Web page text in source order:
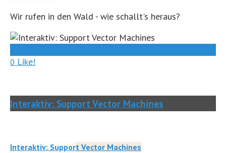
Wir rufen in den Wald - wie schallt's heraus?
0 Like!
Interaktiv: Support Vector Machines
Interaktiv: Support Vector Machines